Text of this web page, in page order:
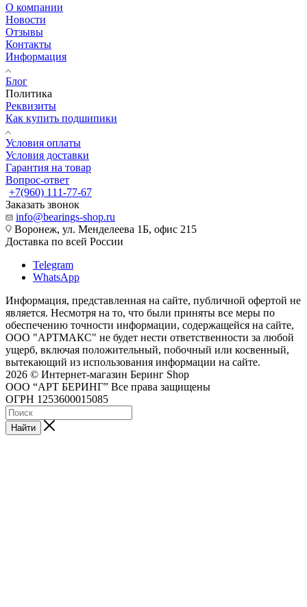
О компании
Новости
Отзывы
Контакты
Информация
Блог
Политика
Реквизиты
Как купить подшипики
Условия оплаты
Условия доставки
Гарантия на товар
Вопрос-ответ
+7(960) 111-77-67
Заказать звонок
info@bearings-shop.ru
Воронеж, ул. Менделеева 1Б, офис 215
Доставка по всей России
Telegram
WhatsApp
Информация, представленная на сайте, публичной офертой не
является. Несмотря на то, что были приняты все меры по
обеспечению точности информации, содержащейся на сайте,
ООО "АРТМАКС" не будет нести ответственности за любой
ущерб, включая положительный, побочный или косвенный,
вытекающий из использования информации на сайте.
2026 © Интернет-магазин Беринг Shop
ООО “АРТ БЕРИНГ” Все права защищены
ОГРН 1253600015085
Найти